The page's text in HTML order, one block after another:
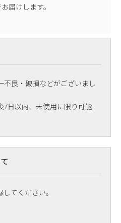
届けします。
良・破損などがございまし
7日以内、未使用に限り可能
てください。